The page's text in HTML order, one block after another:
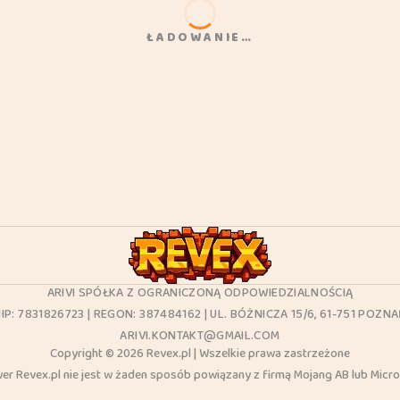
ŁADOWANIE…
ARIVI SPÓŁKA Z OGRANICZONĄ ODPOWIEDZIALNOŚCIĄ
7831826723 | REGON: 387484162 | UL. BÓŻNICZA 15/6, 61-751
ARIVI.KONTAKT@GMAIL.COM
Copyright © 2026 Revex.pl | Wszelkie prawa zastrzeżone
Revex.pl nie jest w żaden sposób powiązany z firmą Mojang AB lub